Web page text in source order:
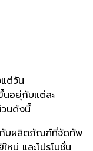
ต่วัน
นอยุ่กับแต่ละ
นดังนี้
บผลิตภัณฑ์ที่จัดทัพ
หม่ และโปรโมชั่น